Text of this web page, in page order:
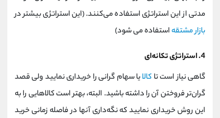
مدتی از این استراتژی استفاده می‌کنند. (این استراتژی بیشتر در
بازار مشتقه استفاده می شود)
4. استراتژی تکانه‌ای
گاهی نیاز است تا کالایا سهام گرانی را خریداری نمایید ولی قصد
گران‌تر فروختن آن را داشته باشید. البته، بهتر است کالاهایی را به
این روش خریداری نمایید که نگه‌داری آنها در فاصله زمانی خرید